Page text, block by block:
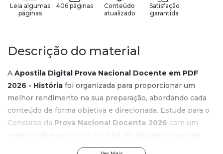
Leia algumas
páginas
406 páginas
Conteúdo
atualizado
Satisfação
garantida
Descrição do material
A Apostila Digital Prova Nacional Docente em PDF
2026 - História foi organizada para proporcionar um
melhor rendimento na sua preparação, abordando cada
conteúdo de forma objetiva e direcionada. Estude para o
Concurso da Prova Nacional Docente 2026 com um